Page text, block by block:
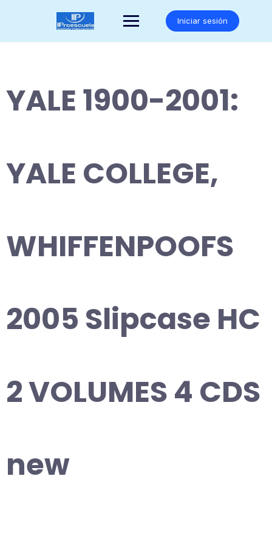
Iniciar sesión
YALE 1900-2001:
YALE COLLEGE,
WHIFFENPOOFS
2005 Slipcase HC
2 VOLUMES 4 CDS
new